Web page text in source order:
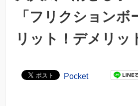
「フリクションボ
リット！デメリッ
Pocket